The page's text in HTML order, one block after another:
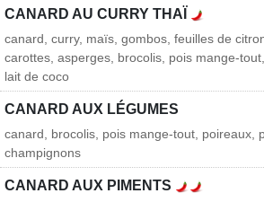
CANARD AU CURRY THAÏ
canard, curry, maïs, gombos, feuilles de
carottes, asperges, brocolis, pois mange-
lait de coco
CANARD AUX LÉGUMES
canard, brocolis, pois mange-tout, poireaux,
champignons
CANARD AUX PIMENTS